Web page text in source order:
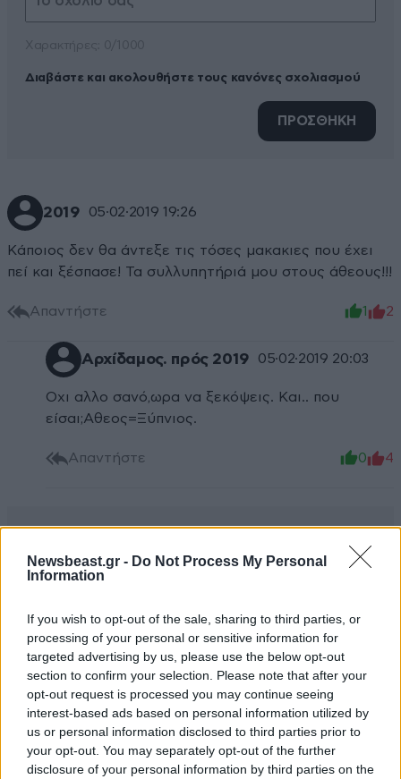
Newsbeast.gr - Do Not Process My Personal
Information
If you wish to opt-out of the sale, sharing to third parties, or
processing of your personal or sensitive information for
targeted advertising by us, please use the below opt-out
section to confirm your selection. Please note that after your
opt-out request is processed you may continue seeing
interest-based ads based on personal information utilized by
us or personal information disclosed to third parties prior to
your opt-out. You may separately opt-out of the further
disclosure of your personal information by third parties on the
Διαβάστε και ακολουθήστε τους κανόνες σχολιασμού
ΠΡΟΣΘΗΚΗ
2019 05·02·2019 19:26
Κάποιος δεν θα άντεξε τις τόσες μακακιες που έχει
πεί και ξέσπασε! Τα συλλυπητήριά μου στους άθεους!!!
Απαντήστε 1 2
Αρχίδαμος. πρός 2019 05·02·2019 20:03
Οχι αλλο σανό,ωρα να ξεκόψεις. Και.. που
είσαι;Αθεος=Ξύπνιος.
Απαντήστε 0 4